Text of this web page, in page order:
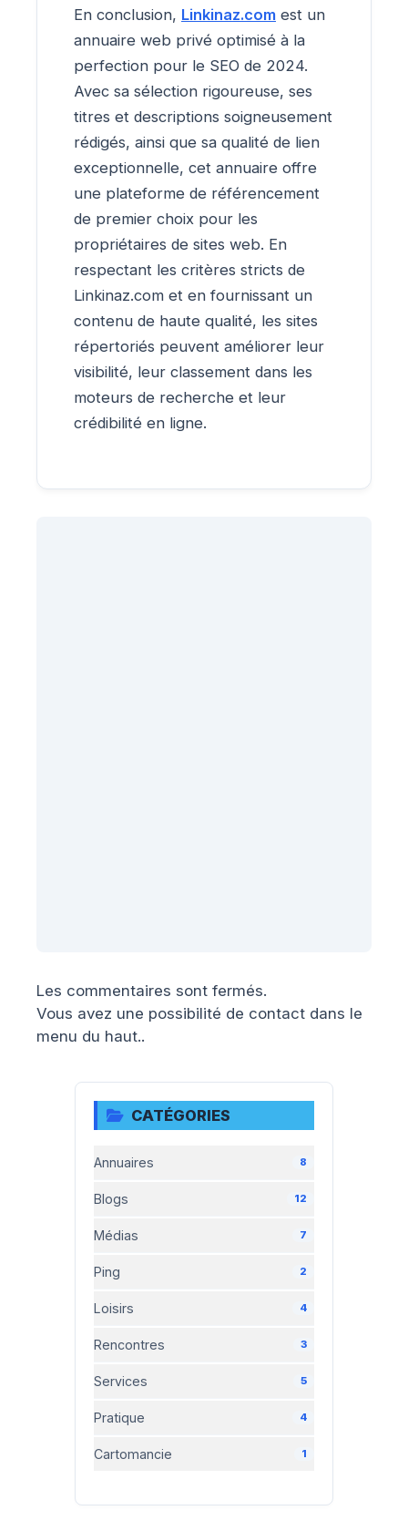
En conclusion, Linkinaz.com est un
annuaire web privé optimisé à la
perfection pour le SEO de 2024.
Avec sa sélection rigoureuse, ses
titres et descriptions soigneusement
rédigés, ainsi que sa qualité de lien
exceptionnelle, cet annuaire offre
une plateforme de référencement
de premier choix pour les
propriétaires de sites web. En
respectant les critères stricts de
Linkinaz.com et en fournissant un
contenu de haute qualité, les sites
répertoriés peuvent améliorer leur
visibilité, leur classement dans les
moteurs de recherche et leur
crédibilité en ligne.
Les commentaires sont fermés.
Vous avez une possibilité de contact dans le
menu du haut..
CATÉGORIES
Annuaires 8
Blogs 12
Médias 7
Ping 2
Loisirs 4
Rencontres 3
Services 5
Pratique 4
Cartomancie 1